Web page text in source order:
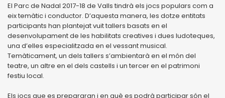
El Parc de Nadal 2017-18 de Valls tindrà els jocs populars com a
eix temàtic i conductor. D’aquesta manera, les dotze entitats
participants han plantejat vuit tallers basats en el
desenvolupament de les habilitats creatives i dues ludoteques,
una d’elles especialitzada en el vessant musical.
Temàticament, un dels tallers s’ambientarà en el món del
teatre, un altre en el dels castells i un tercer en el patrimoni
festiu local.
Els jocs que es prepararan i en què es podrà participar són el